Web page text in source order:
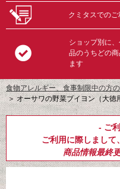
クミタスでの
ショップ別に
品のうちどの
ます
食物アレルギー、食事制限中の方
＞オーサワの野菜ブイヨン（大徳
- ご
ご利用に際しまして、
商品情報最終